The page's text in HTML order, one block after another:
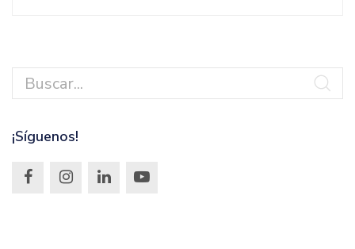
¡Síguenos!